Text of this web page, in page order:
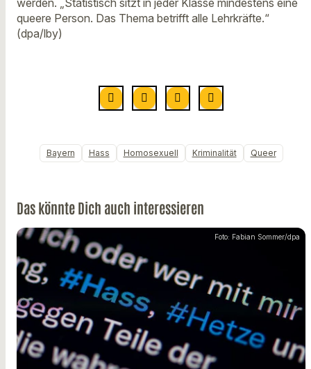
werden. „Statistisch sitzt in jeder Klasse mindestens eine
queere Person. Das Thema betrifft alle Lehrkräfte.“
(dpa/lby)
Bayern Hass Homosexuell Kriminalität Queer
Das könnte Dich auch interessieren
Foto: Fabian Sommer/dpa